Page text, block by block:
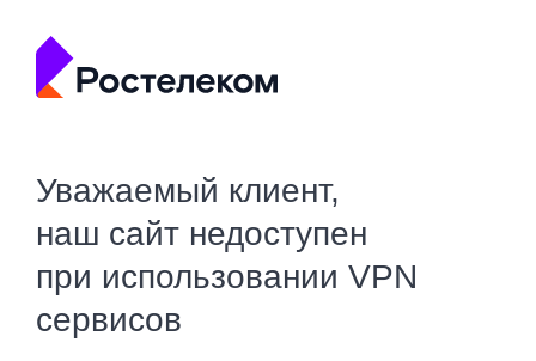
Уважаемый клиент,
наш сайт недоступен
при использовании VPN
сервисов